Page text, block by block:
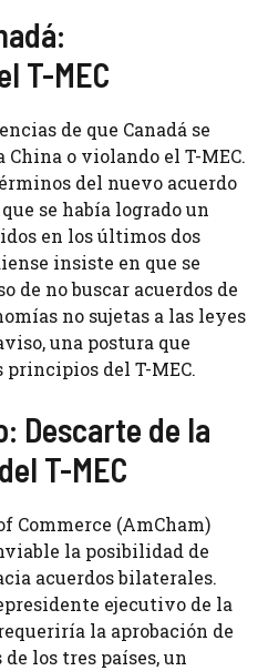
T-MEC
de que Canadá se
o violando el T-MEC.
del nuevo acuerdo
se había logrado un
en los últimos dos
insiste en que se
de no buscar acuerdos de
no sujetas a las leyes
una postura que
principios del T-MEC.
Descarte de la
T-MEC
Commerce (AmCham)
la posibilidad de
acuerdos bilaterales.
ejecutivo de la
la aprobación de
los tres países, un